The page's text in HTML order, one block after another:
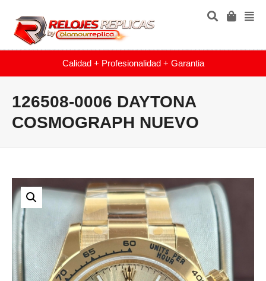
Calidad + Profesionalidad + Garantia
126508-0006 DAYTONA
COSMOGRAPH NUEVO